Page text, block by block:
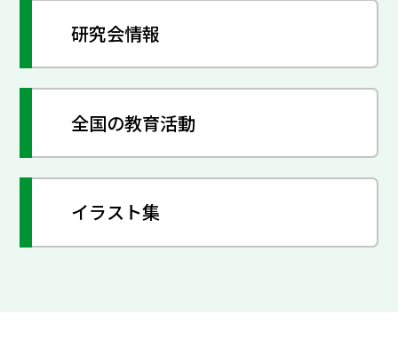
研究会情報
全国の教育活動
イラスト集